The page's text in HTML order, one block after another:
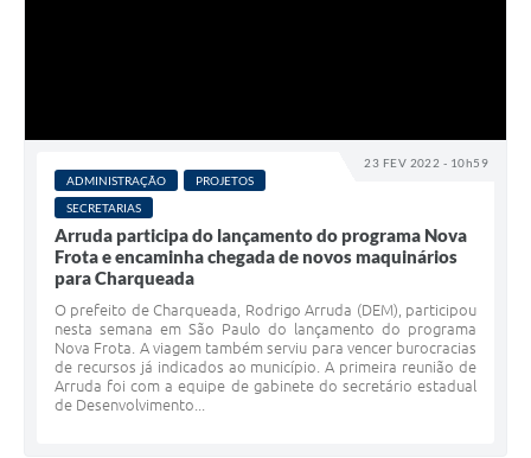
23 FEV 2022 - 10h59
ADMINISTRAÇÃO
PROJETOS
SECRETARIAS
Arruda participa do lançamento do programa Nova
Frota e encaminha chegada de novos maquinários
para Charqueada
O prefeito de Charqueada, Rodrigo Arruda (DEM), participou
nesta semana em São Paulo do lançamento do programa
Nova Frota. A viagem também serviu para vencer burocracias
de recursos já indicados ao município. A primeira reunião de
Arruda foi com a equipe de gabinete do secretário estadual
de Desenvolvimento...